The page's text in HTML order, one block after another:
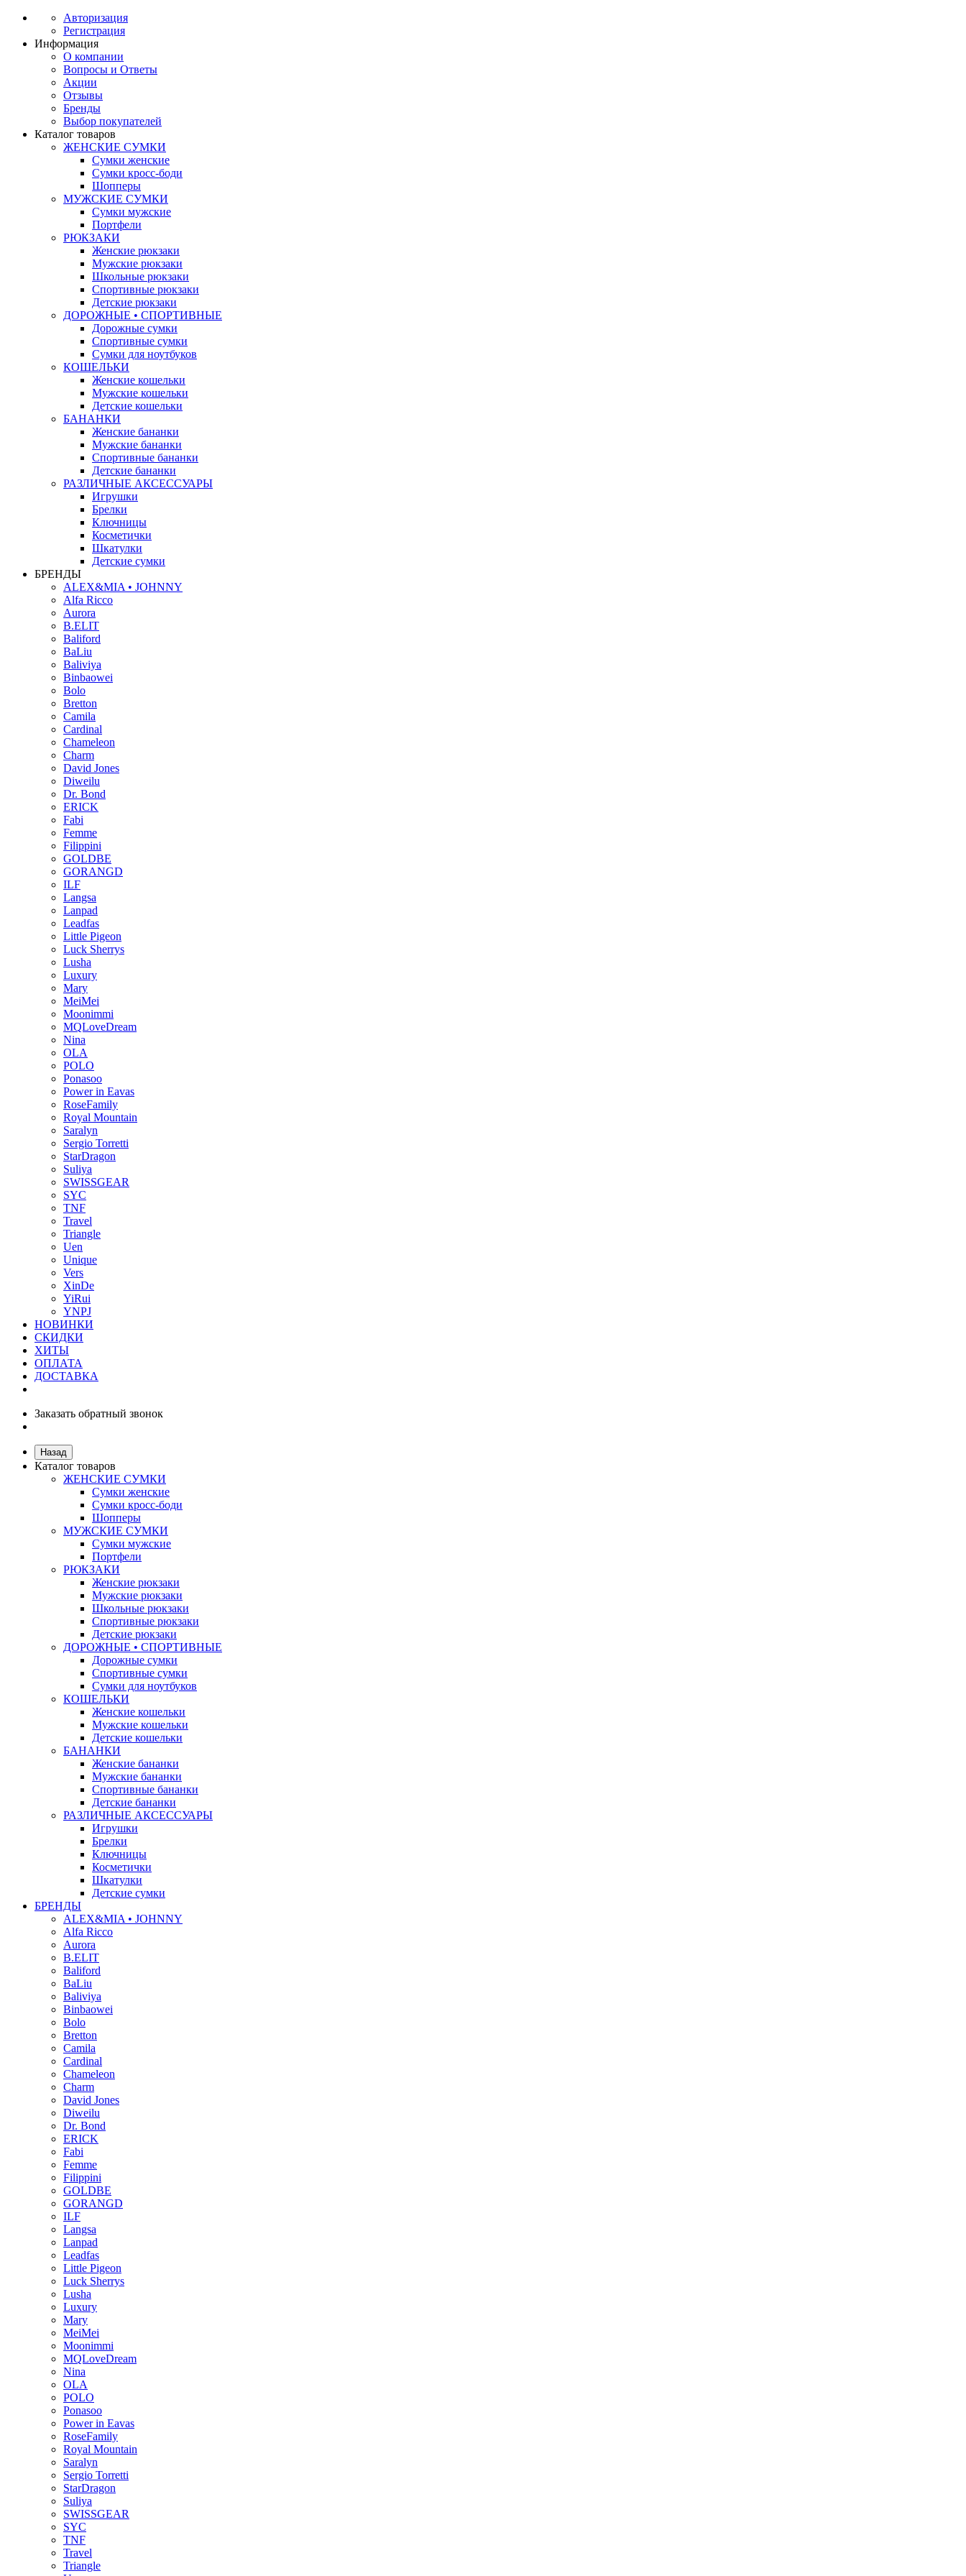
Авторизация
Регистрация
Информация
О компании
Вопросы и Ответы
Акции
Отзывы
Бренды
Выбор покупателей
Каталог товаров
ЖЕНСКИЕ СУМКИ
Сумки женские
Сумки кросс-боди
Шопперы
МУЖСКИЕ СУМКИ
Сумки мужские
Портфели
РЮКЗАКИ
Женские рюкзаки
Мужские рюкзаки
Школьные рюкзаки
Спортивные рюкзаки
Детские рюкзаки
ДОРОЖНЫЕ • СПОРТИВНЫЕ
Дорожные сумки
Спортивные сумки
Сумки для ноутбуков
КОШЕЛЬКИ
Женские кошельки
Мужские кошельки
Детские кошельки
БАНАНКИ
Женские бананки
Мужские бананки
Спортивные бананки
Детские бананки
РАЗЛИЧНЫЕ АКСЕССУАРЫ
Игрушки
Брелки
Ключницы
Косметички
Шкатулки
Детские сумки
БРЕНДЫ
ALEX&MIA • JOHNNY
Alfa Ricco
Aurora
B.ELIT
Baliford
BaLiu
Baliviya
Binbaowei
Bolo
Bretton
Camila
Cardinal
Chameleon
Charm
David Jones
Diweilu
Dr. Bond
ERICK
Fabi
Femme
Filippini
GOLDBE
GORANGD
ILF
Langsa
Lanpad
Leadfas
Little Pigeon
Luck Sherrys
Lusha
Luxury
Mary
MeiMei
Moonimmi
MQLoveDream
Nina
OLA
POLO
Ponasoo
Power in Eavas
RoseFamily
Royal Mountain
Saralyn
Sergio Torretti
StarDragon
Suliya
SWISSGEAR
SYC
TNF
Travel
Triangle
Uen
Unique
Vers
XinDe
YiRui
YNPJ
НОВИНКИ
СКИДКИ
ХИТЫ
ОПЛАТА
ДОСТАВКА
Заказать обратный звонок
Назад
Каталог товаров
ЖЕНСКИЕ СУМКИ
Сумки женские
Сумки кросс-боди
Шопперы
МУЖСКИЕ СУМКИ
Сумки мужские
Портфели
РЮКЗАКИ
Женские рюкзаки
Мужские рюкзаки
Школьные рюкзаки
Спортивные рюкзаки
Детские рюкзаки
ДОРОЖНЫЕ • СПОРТИВНЫЕ
Дорожные сумки
Спортивные сумки
Сумки для ноутбуков
КОШЕЛЬКИ
Женские кошельки
Мужские кошельки
Детские кошельки
БАНАНКИ
Женские бананки
Мужские бананки
Спортивные бананки
Детские бананки
РАЗЛИЧНЫЕ АКСЕССУАРЫ
Игрушки
Брелки
Ключницы
Косметички
Шкатулки
Детские сумки
БРЕНДЫ
ALEX&MIA • JOHNNY
Alfa Ricco
Aurora
B.ELIT
Baliford
BaLiu
Baliviya
Binbaowei
Bolo
Bretton
Camila
Cardinal
Chameleon
Charm
David Jones
Diweilu
Dr. Bond
ERICK
Fabi
Femme
Filippini
GOLDBE
GORANGD
ILF
Langsa
Lanpad
Leadfas
Little Pigeon
Luck Sherrys
Lusha
Luxury
Mary
MeiMei
Moonimmi
MQLoveDream
Nina
OLA
POLO
Ponasoo
Power in Eavas
RoseFamily
Royal Mountain
Saralyn
Sergio Torretti
StarDragon
Suliya
SWISSGEAR
SYC
TNF
Travel
Triangle